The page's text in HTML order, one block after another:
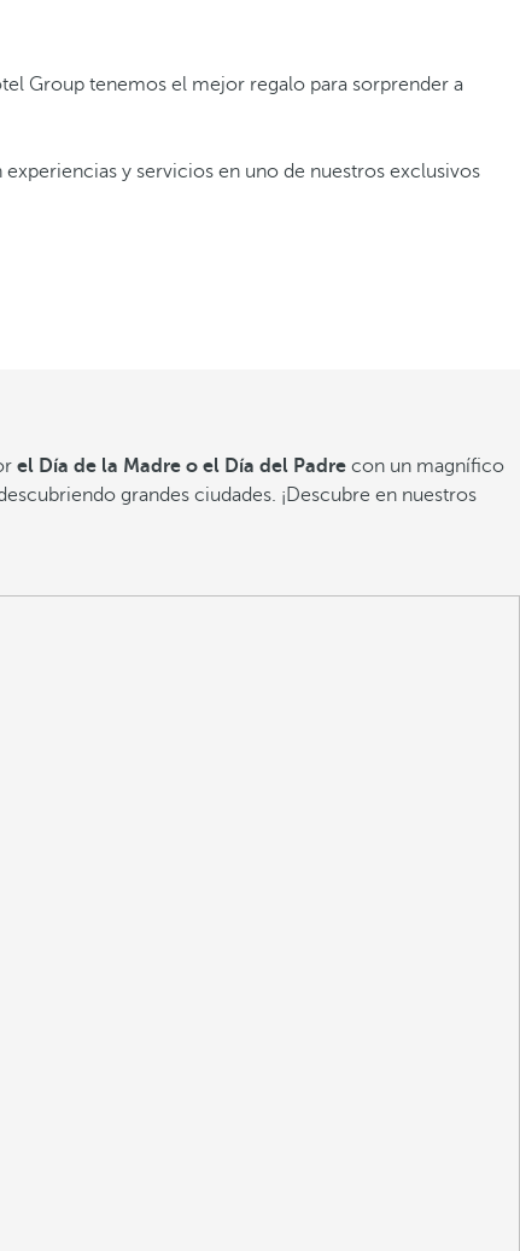
Group tenemos el mejor regalo para sorprender a
y servicios en uno de nuestros exclusivos
el Día de la Madre o el Día del Padre con un magnífico
grandes ciudades. ¡Descubre en nuestros